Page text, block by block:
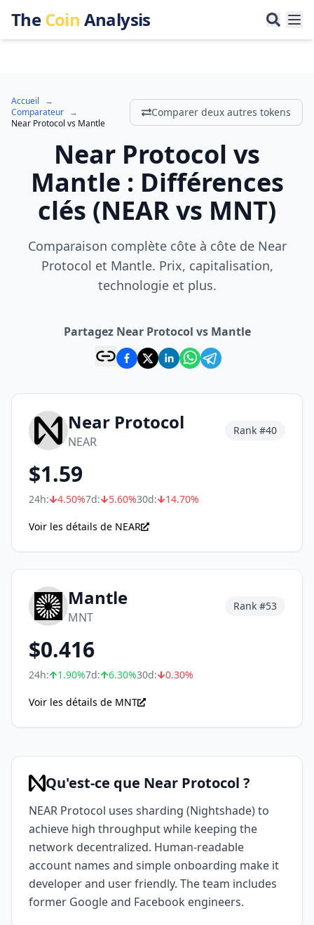
TheCoin Analysis
Accueil
→
Comparateur →
Near Protocol vs Mantle
Comparer deux autres tokens
Near Protocol vs
Mantle : Différences
clés (NEARvs MNT)
Comparaison complète côte à côte de Near
Protocol et Mantle. Prix, capitalisation,
technologie et plus.
Partagez Near Protocol vs Mantle
Near Protocol
NEAR
Rank #40
$1.59
24h: 4.50%7d: 5.60%30d: 14.70%
Voir les détails de NEAR
Mantle
MNT
Rank #53
$0.416
24h: 1.90%7d: 6.30%30d: 0.30%
Voir les détails de MNT
Qu'est-ce que Near Protocol ?
NEAR Protocol uses sharding (Nightshade) to
achieve high throughput while keeping the
network decentralized. Human-readable
account names and simple onboarding make it
developer and user friendly. The team includes
former Google and Facebook engineers.